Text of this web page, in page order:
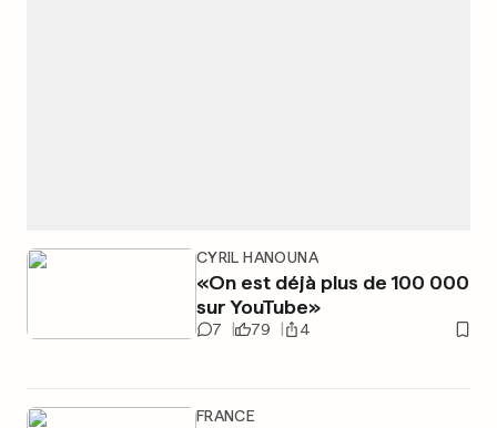
CYRIL HANOUNA
«On est déjà plus de 100 000
sur YouTube»
7 79 4
FRANCE